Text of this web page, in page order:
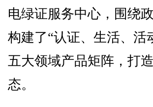
电绿证服务中心，围绕
构建了“认证、生活、活
五大领域产品矩阵，打
态。